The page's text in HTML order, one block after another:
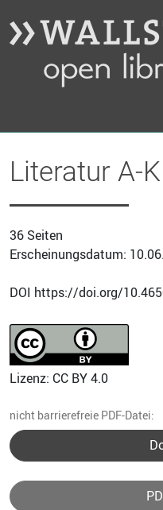
Literatur A-K
36 Seiten
Erscheinungsdatum:
DOI https://doi.org/
Lizenz: CC BY 4.0
nicht barrierefreie PDF-Datei: